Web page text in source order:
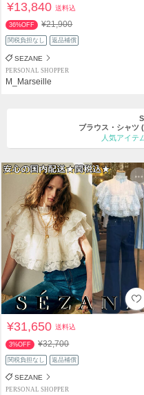
¥13,840送料込
36%OFF ¥21,900
関税負担なし 返品補償
SEZANE
PERSONAL SHOPPER
M_Marseille
ブラウス・シャツ
人気アイテ
¥31,650送料込
3%OFF ¥32,700
関税負担なし 返品補償
SEZANE
PERSONAL SHOPPER